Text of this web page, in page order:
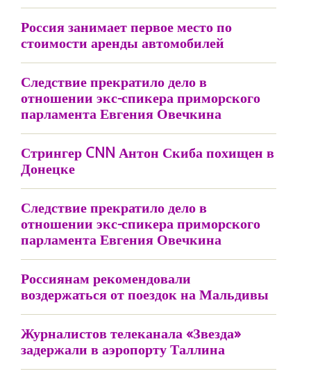
Россия занимает первое место по
стоимости аренды автомобилей
Следствие прекратило дело в
отношении экс-спикера приморского
парламента Евгения Овечкина
Стрингер CNN Антон Скиба похищен в
Донецке
Следствие прекратило дело в
отношении экс-спикера приморского
парламента Евгения Овечкина
Россиянам рекомендовали
воздержаться от поездок на Мальдивы
Журналистов телеканала «Звезда»
задержали в аэропорту Таллина